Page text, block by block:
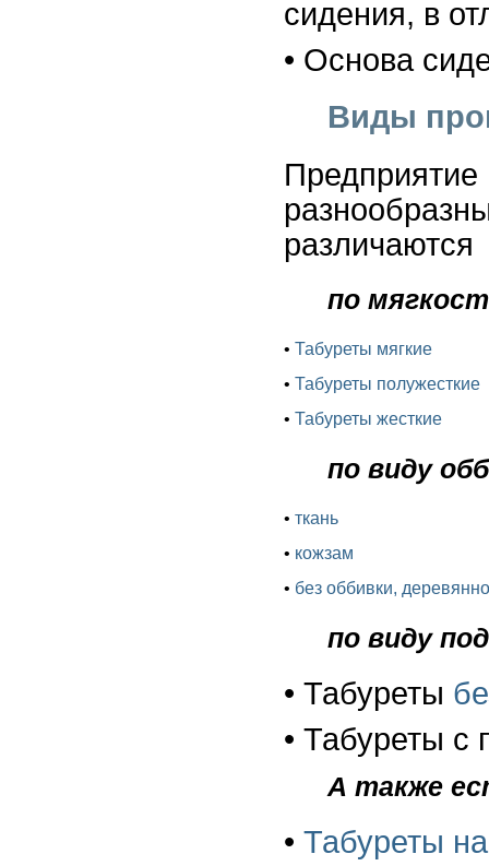
сидения, в
• Основа
Виды
различаются
по
• Табуреты мягкие
• Табуреты полужесткие
• Табуреты жесткие
по виду
• ткань
• кожзам
• без оббивки,
по виду
• Табуреты
• Табуреты с
А также
• Табуреты